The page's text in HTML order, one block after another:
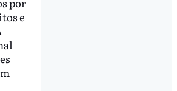
e